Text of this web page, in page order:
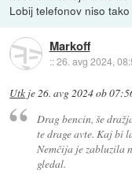
Lobij telefonov niso
Markoff
::26. avg 2024,
Utk je26. avg 2024 ob
Drag bencin, še
te drage avte. Kaj bi
Nemčija je zabluzila
gledal.